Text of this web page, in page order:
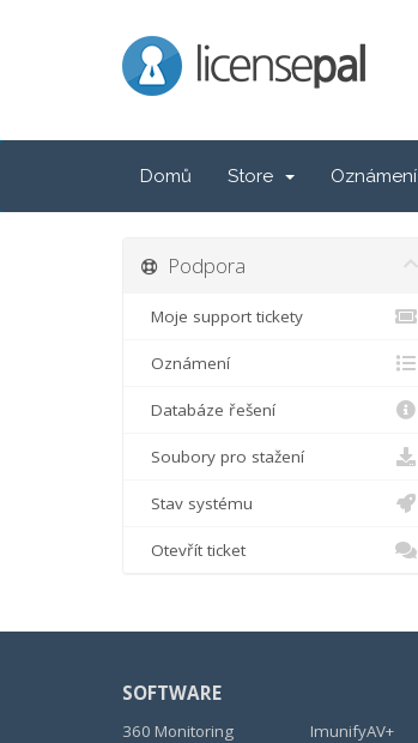
LicensePal
Domů Store Oznámení
Podpora
Moje support tickety
Oznámení
Databáze řešení
Soubory pro stažení
Stav systému
Otevřít ticket
SOFTWARE
360 Monitoring
ImunifyAV+